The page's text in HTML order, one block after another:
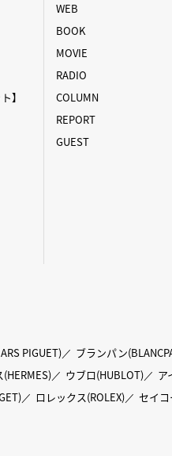
】
WEB
BOOK
MOVIE
RADIO
COLUMN
REPORT
GUEST
PIGUET) ブランパン
ウブロ(HUBLOT) ア
ロレックス(ROLEX) セイコ